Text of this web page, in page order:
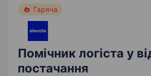
Гаряча
Помічник логіста у
постачання